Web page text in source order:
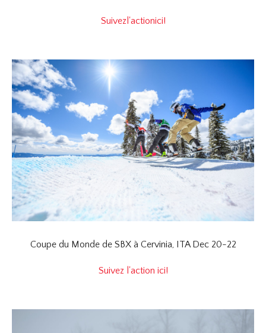
Suivezl'actionici!
Coupe du Monde de SBX à Cervinia, ITA Dec 20-22
Suivez l'action ici!